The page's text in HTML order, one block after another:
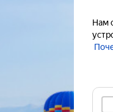
Нам